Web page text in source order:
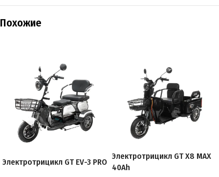
Похожие
Электротрицикл GT EV-3 PRO
Электротрицикл GT X8 MAX
40Ah